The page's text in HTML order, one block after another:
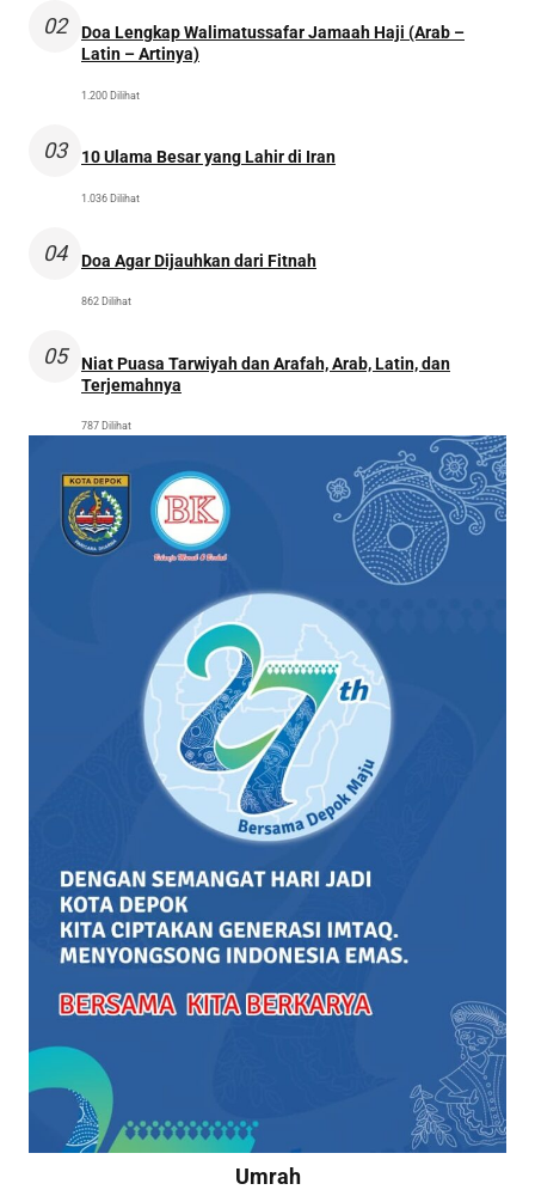
02
Doa Lengkap Walimatussafar Jamaah Haji (Arab –
Latin – Artinya)
1.200 Dilihat
03 10 Ulama Besar yang Lahir di Iran
1.036 Dilihat
04 Doa Agar Dijauhkan dari Fitnah
862 Dilihat
05
Niat Puasa Tarwiyah dan Arafah, Arab, Latin, dan
Terjemahnya
787 Dilihat
Umrah